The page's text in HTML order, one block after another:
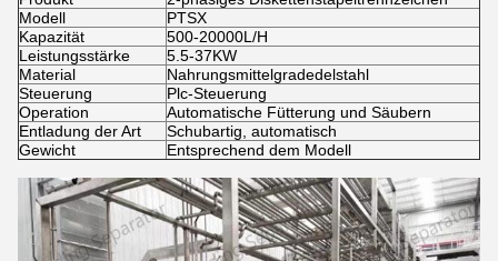
Modell
PTSX
Kapazität
500-20000L/H
Leistungsstärke
5.5-37KW
Material
Nahrungsmittelgradedelstahl
Steuerung
Plc-Steuerung
Operation
Automatische Fütterung und Säubern
Entladung der Art
Schubartig, automatisch
Gewicht
Entsprechend dem Modell